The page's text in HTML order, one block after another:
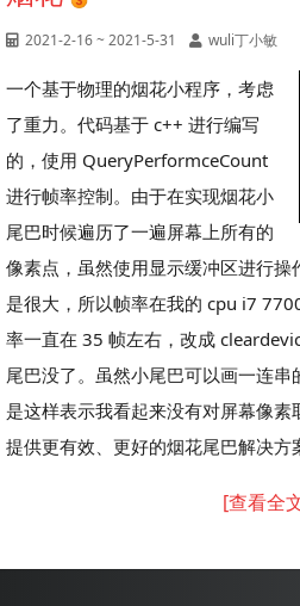
2021-2-16 ~ 2021-5-31 wuli丁小敏
一个基于物理的烟花小程序，考虑
了重力。代码基于 c++ 进行编写
的，使用 QueryPerformceCount
进行帧率控制。由于在实现烟花小
尾巴时候遍历了一遍屏幕上所有的
像素点，虽然使用显示缓冲区进行
是很大，所以帧率在我的 cpu i7
率一直在 35 帧左右，改成
尾巴没了。虽然小尾巴可以画一连
是这样表示我看起来没有对屏幕像
提供更有效、更好的烟花尾巴解决方
[查看全